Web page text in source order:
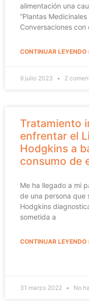
alimentación una
“Plantas
Conversaciones con
CONTINUAR LEYENDO
9 julio 2023 2
Tratamiento
enfrentar el
Hodgkins a
consumo de
Me ha llegado a mi
de una persona que
Hodgkins
sometida a
CONTINUAR LEYENDO
31 marzo 2022 No